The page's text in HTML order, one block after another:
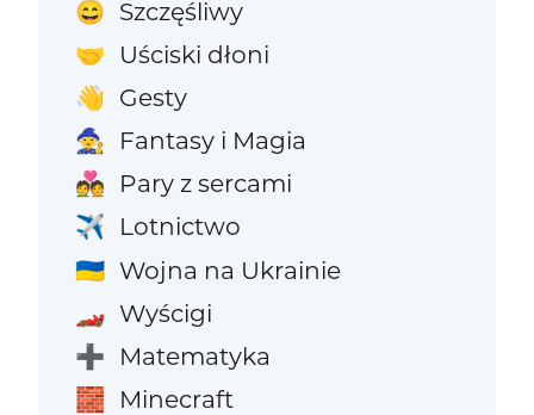
😄 Szczęśliwy
🤝 Uściski dłoni
👋 Gesty
🧙 Fantasy i Magia
💑 Pary z sercami
✈️ Lotnictwo
🇺🇦 Wojna na Ukrainie
🏎️ Wyścigi
➕ Matematyka
🧱 Minecraft